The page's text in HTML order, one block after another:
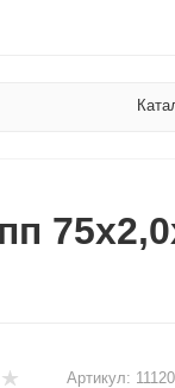
Артикул: